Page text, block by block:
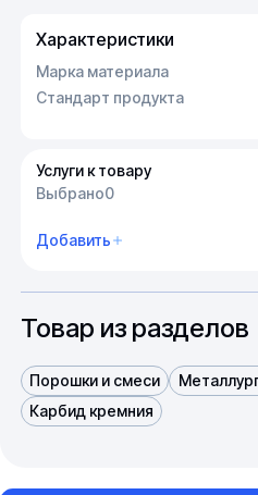
Характеристики
Марка материала
Стандарт продукта
Услуги к товару
Выбрано0
Добавить
Товар из разделов
Порошки и смеси
Карбид кремния